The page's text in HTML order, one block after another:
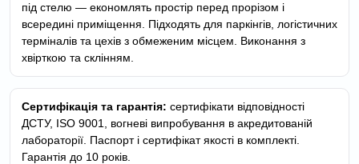
під стелю — економлять простір перед прорізом і
всередині приміщення. Підходять для паркінгів, логістичних
терміналів та цехів з обмеженим місцем. Виконання з
хвірткою та склінням.
Сертифікація та гарантія: сертифікати відповідності
ДСТУ, ISO 9001, вогневі випробування в акредитованій
лабораторії. Паспорт і сертифікат якості в комплекті.
Гарантія до 10 років.